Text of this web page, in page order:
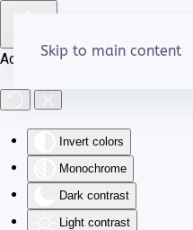
Accessibility Tools
Invert colors
Monochrome
Dark contrast
Light contrast
Skip to main content